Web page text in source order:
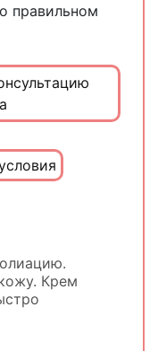
правильном
Крем